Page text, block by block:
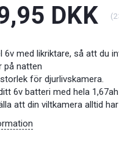
DKK (
6v med likriktare, så att du
på natten
för djurlivskamera.
6v batteri med hela
att din viltkamera alltid